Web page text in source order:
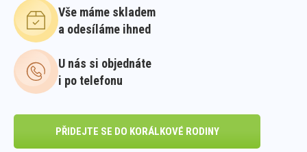
Vše máme skladem
a odesíláme ihned
U nás si objednáte
i po telefonu
PŘIDEJTE SE DO KORÁLKOVÉ RODINY